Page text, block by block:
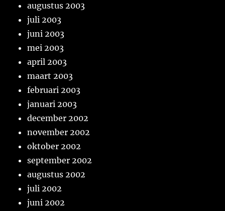
augustus 2003
juli 2003
juni 2003
mei 2003
april 2003
maart 2003
februari 2003
januari 2003
december 2002
november 2002
oktober 2002
september 2002
augustus 2002
juli 2002
juni 2002